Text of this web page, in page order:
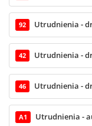
92 Utrudnienia -
42 Utrudnienia -
46 Utrudnienia -
A1 Utrudnienia -